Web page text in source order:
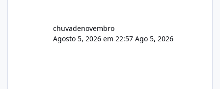
chuvadenovembro
Agosto 5, 2026 em 22:57 Ago 5, 2026